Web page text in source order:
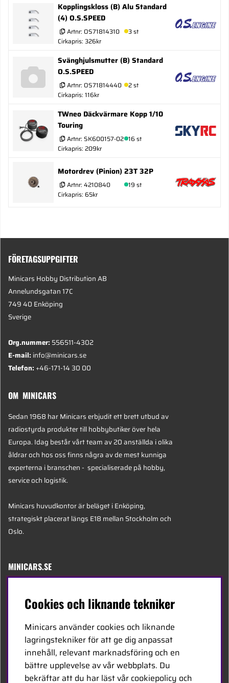
Kopplingskloss (B) Alu Standard
(4) O.S.SPEED
Artnr: OS71814310
3 st
Cirkapris: 326kr
Svänghjulsmutter (B) Standard
O.S.SPEED
Artnr: OS71814440
2 st
Cirkapris: 116kr
TWneo Däckvärmare Kopp 1/10
Touring
Artnr: SK600157-02 16 st
Cirkapris: 209kr
Motordrev (Pinion) 23T 32P
Artnr: 4210840
19 st
Cirkapris: 65kr
FÖRETAGSUPPGIFTER
Minicars Hobby Distribution AB
Annelundsgatan 17C
749 40 Enköping
Sverige
Org.nummer:556511-4302
E-mail:info@minicars.se
Telefon:+46-171-14 30 00
OM MINICARS
Sedan 1968 har Minicars erbjudit ett brett utbud av
radiostyrda produkter till hobbybutiker över hela
Europa. Idag består vårt team av 20 anställda i olika
åldrar och hos oss finns några av de mest kunniga
experterna i branschen - specialiserade på hobby,
service och logistik.
Minicars huvudkontor är beläget i Enköping,
strategiskt placerat längs E18 mellan Stockholm och
Oslo.
MINICARS.SE
Bli återförsäljare
Bli leverantör
Jobba hos oss
Cookies och liknande tekniker
Minicars använder cookies och liknande
lagringstekniker för att ge dig anpassat
innehåll, relevant marknadsföring och en
bättre upplevelse av vår webbplats. Du
bekräftar att du har läst vår cookiepolicy och